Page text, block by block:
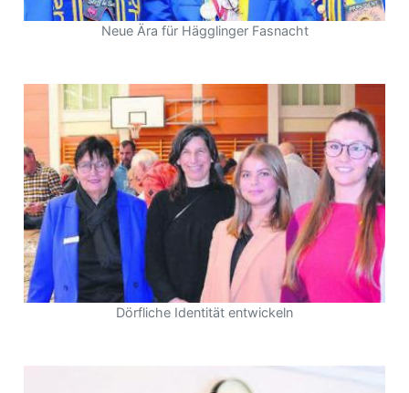
Neue Ära für Hägglinger Fasnacht
Dörfliche Identität entwickeln